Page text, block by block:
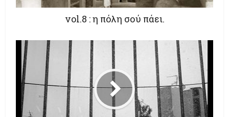
vol.8 : η πόλη σού πάει.